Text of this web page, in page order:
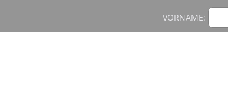
VORNAME: